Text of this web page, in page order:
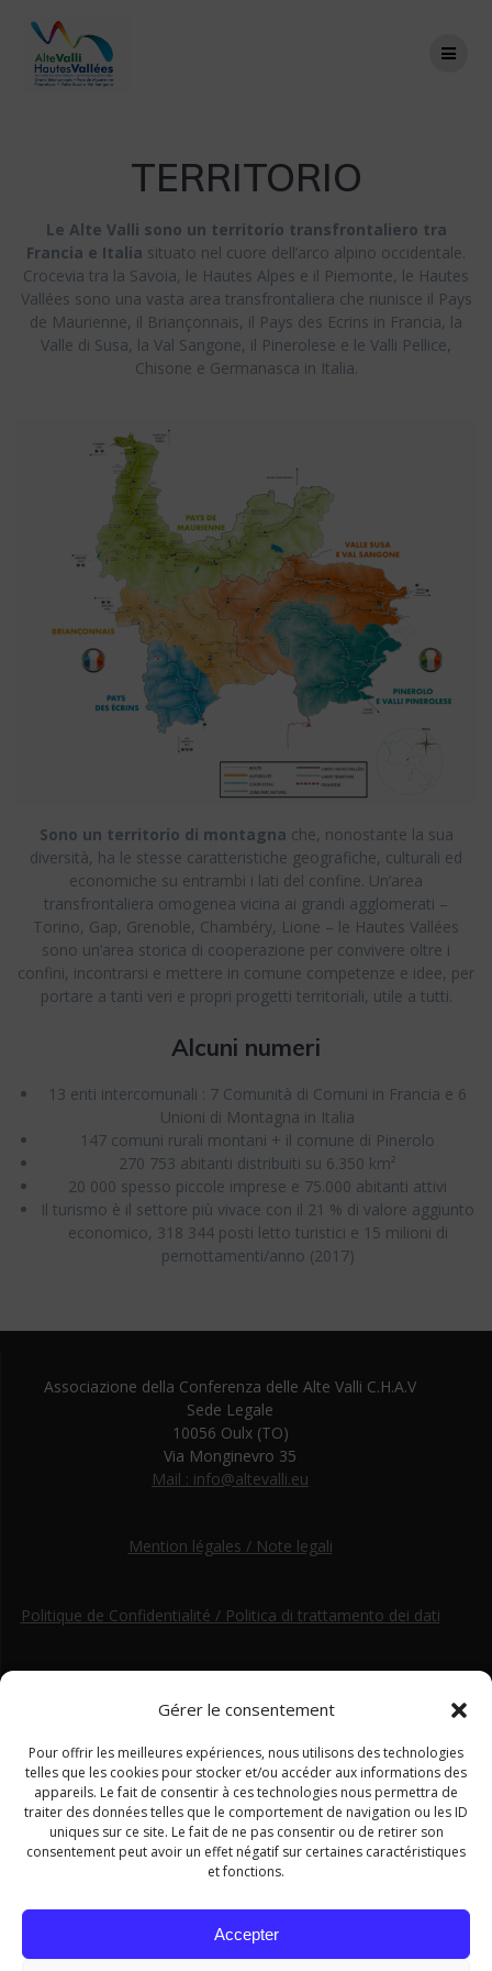
Gérer le consentement
Pour offrir les meilleures expériences, nous utilisons des technologies
telles que les cookies pour stocker et/ou accéder aux informations des
appareils. Le fait de consentir à ces technologies nous permettra de
traiter des données telles que le comportement de navigation ou les ID
uniques sur ce site. Le fait de ne pas consentir ou de retirer son
consentement peut avoir un effet négatif sur certaines caractéristiques
et fonctions.
Accepter
TERRITORIO
Le Alte Valli sono un territorio transfrontaliero tra
Francia e Italia situato nel cuore dell’arco alpino occidentale.
Crocevia tra la Savoia, le Hautes Alpes e il Piemonte, le Hautes
Vallées sono una vasta area transfrontaliera che riunisce il Pays
de Maurienne, il Briançonnais, il Pays des Ecrins in Francia, la
Valle di Susa, la Val Sangone, il Pinerolese e le Valli Pellice,
Chisone e Germanasca in Italia.
Sono un territorio di montagna che, nonostante la sua
diversità, ha le stesse caratteristiche geografiche, culturali ed
economiche su entrambi i lati del confine. Un’area
transfrontaliera omogenea vicina ai grandi agglomerati –
Torino, Gap, Grenoble, Chambéry, Lione – le Hautes Vallées
sono un’area storica di cooperazione per convivere oltre i
confini, incontrarsi e mettere in comune competenze e idee, per
portare a tanti veri e propri progetti territoriali, utile a tutti.
Alcuni numeri
13 enti intercomunali : 7 Comunità di Comuni in Francia e 6
Unioni di Montagna in Italia
147 comuni rurali montani + il comune di Pinerolo
270 753 abitanti distribuiti su 6.350 km²
20 000 spesso piccole imprese e 75.000 abitanti attivi
Il turismo è il settore più vivace con il 21 % di valore aggiunto
economico, 318 344 posti letto turistici e 15 milioni di
pernottamenti/anno (2017)
Associazione della Conferenza delle Alte Valli C.H.A.V
Sede Legale
10056 Oulx (TO)
Via Monginevro 35
Mail : info@altevalli.eu
Mention légales / Note legali
Politique de Confidentialité / Politica di trattamento dei dati
Ce site a été financé par le Fonds européen de développement régional dans le cadre du programme Interreg ALCOTRA